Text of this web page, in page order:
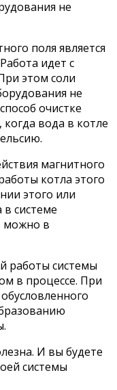
не
поля является
идет с
этом соли
не
очистке
когда вода в котле
магнитного
котла этого
этого или
системе
можно в
работы системы
в процессе. При
И вы будете
системы